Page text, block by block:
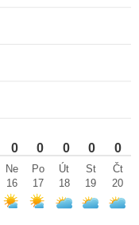
0 0 0 0 0
Ne
16
Po
17
Út
18
St
19
Čt
20